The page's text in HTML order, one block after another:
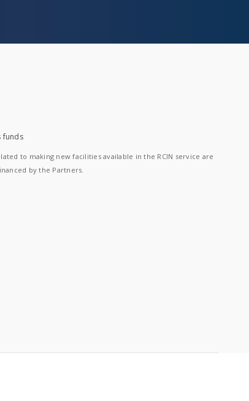
funds
to making new facilities available in the RCIN service are
by the Partners.